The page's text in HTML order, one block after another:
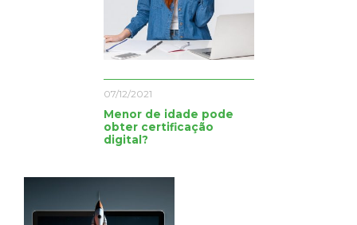
07/12/2021
Menor de idade pode
obter certificação
digital?